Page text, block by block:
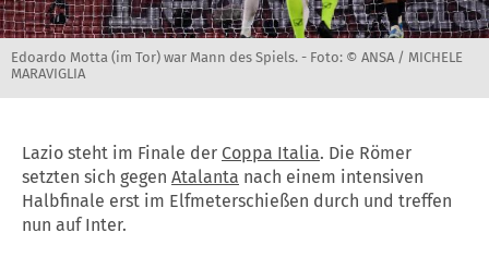
Edoardo Motta (im Tor) war Mann des Spiels. - Foto: © ANSA / MICHELE
MARAVIGLIA
Lazio steht im Finale der Coppa Italia. Die Römer
setzten sich gegen Atalanta nach einem intensiven
Halbfinale erst im Elfmeterschießen durch und treffen
nun auf Inter.